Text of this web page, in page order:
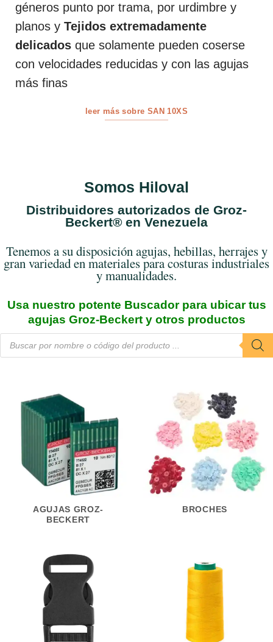
géneros punto por trama, por urdimbre y
planos y Tejidos extremadamente
delicados que solamente pueden coserse
con velocidades reducidas y con las agujas
más finas
leer más sobre SAN 10XS
Somos Hiloval
Distribuidores autorizados de Groz-
Beckert® en Venezuela
Tenemos a su disposición agujas, hebillas, herrajes y
gran variedad en materiales para costuras industriales
y manualidades.
Usa nuestro potente Buscador para ubicar tus
agujas Groz-Beckert y otros productos
Búsqueda
productos
AGUJAS GROZ-
BECKERT
BROCHES